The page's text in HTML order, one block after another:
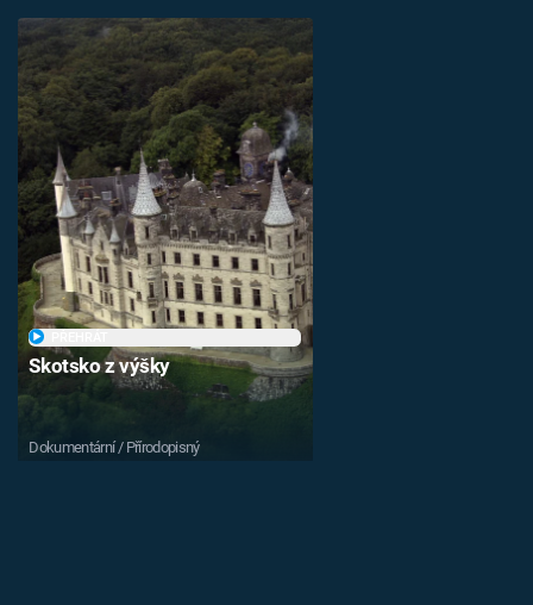
Skotsko z výšky
Dokumentární / Přírodopisný